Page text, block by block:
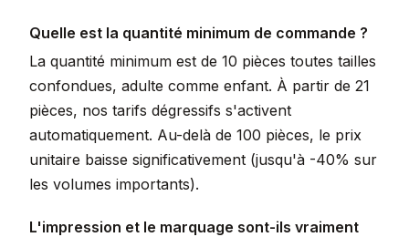
Quelle est la quantité minimum de commande ?
La quantité minimum est de 10 pièces toutes tailles
confondues, adulte comme enfant. À partir de 21
pièces, nos tarifs dégressifs s'activent
automatiquement. Au-delà de 100 pièces, le prix
unitaire baisse significativement (jusqu'à -40% sur
les volumes importants).
L'impression et le marquage sont-ils vraiment